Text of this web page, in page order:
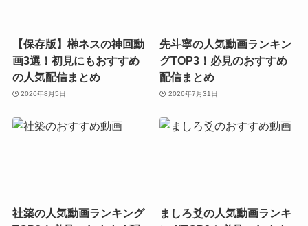
【保存版】榊ネスの神回動
画3選！初見にもおすすめ
の人気配信まとめ
2026年8月5日
先斗寧の人気動画ランキン
グTOP3！必見のおすすめ
配信まとめ
2026年7月31日
社築の人気動画ランキング
ましろ爻の人気動画ランキ